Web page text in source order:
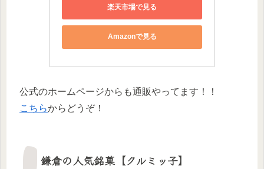
楽天市場で見る
Amazonで見る
公式のホームページからも通販やってます！！
こちらからどうぞ！
鎌倉の人気銘菓【クルミッ子】